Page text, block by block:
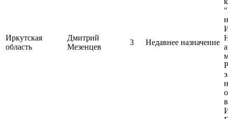
Иркутская
область
Дмитрий
Мезенцев
3 Недавнее назначение